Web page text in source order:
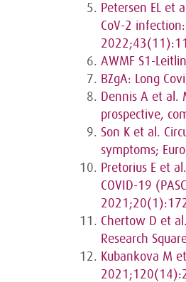
Petersen EL et
CoV-2
AWMF S1-
BZgA: Long
Dennis A et al.
prospective,
Son K et al.
symptoms;
Pretorius E et
COVID-19
Chertow D et
Research
Kubankova M